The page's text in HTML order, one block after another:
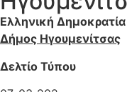
Ελληνική Δημοκρατία
Δήμος Ηγουμενίτσας
Δελτίο Τύπου